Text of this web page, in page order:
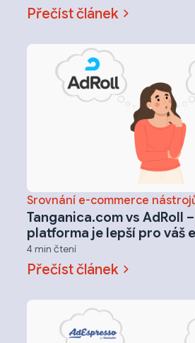
Přečíst článek
Srovnání e-commerce
Tanganica.com vs AdRoll
platforma je lepší pro váš
4 min čtení
Přečíst článek